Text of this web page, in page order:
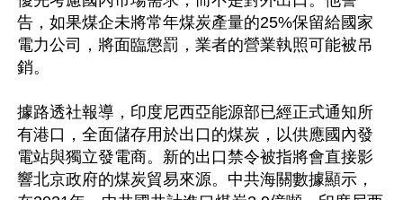
告，如果煤企未將常年煤炭產量的25%保留給國家
電力公司，將面臨懲罰，業者的營業執照可能被吊
銷。
據路透社報導，印度尼西亞能源部已經正式通知所
有港口，全面儲存用於出口的煤炭，以供應國內發
電站與獨立發電商。新的出口禁令被指將會直接影
響北京政府的煤炭貿易來源。中共海關數據顯示，